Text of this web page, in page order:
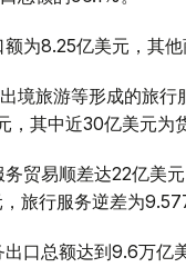
为8.25亿美元，其
境旅游等形成的旅
其中近30亿美元为
贸易顺差达22亿美
旅行服务逆差为
口总额达到9.6万亿